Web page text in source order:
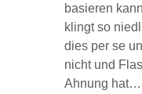
basieren
klingt so
dies per se
nicht und
Ahnung hat…